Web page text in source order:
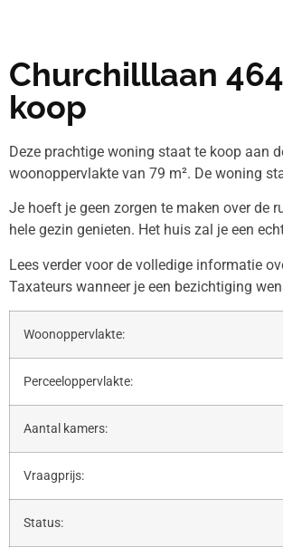
Churchilllaan
koop
Deze prachtige woning staat te koop aan
woonoppervlakte van 79 m². De woning
Je hoeft je geen zorgen te maken over de
hele gezin genieten. Het huis zal je een
Lees verder voor de volledige informatie
Taxateurs wanneer je een bezichtiging
Woonoppervlakte:
Perceeloppervlakte:
Aantal kamers:
Vraagprijs:
Status: